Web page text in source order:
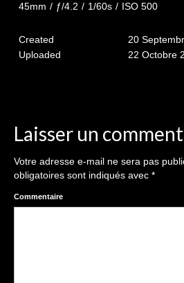
les 8 – 17 ans
Reportages / Nature morte
Galeries Privées
séance du 25.04.26
45mm / ƒ/4.2 / 1/60s / ISO 500
Created
20
Uploaded
22 Octobre
Laisser un
Votre adresse e-mail ne sera pas
obligatoires sont indiqués avec *
Commentaire